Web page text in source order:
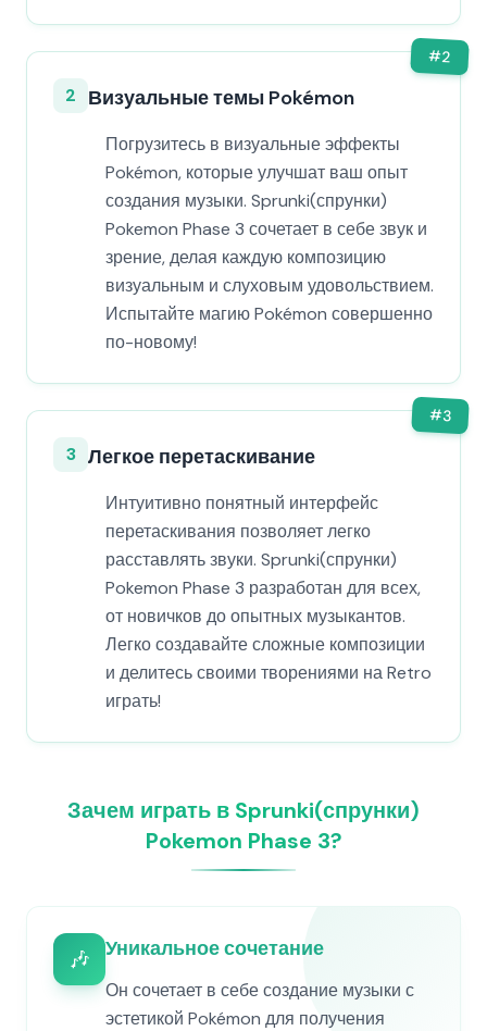
#2
2 Визуальные темы Pokémon
Погрузитесь в визуальные эффекты
Pokémon, которые улучшат ваш опыт
создания музыки. Sprunki(спрунки)
Pokemon Phase 3 сочетает в себе звук и
зрение, делая каждую композицию
визуальным и слуховым удовольствием.
Испытайте магию Pokémon совершенно
по-новому!
#3
3 Легкое перетаскивание
Интуитивно понятный интерфейс
перетаскивания позволяет легко
расставлять звуки. Sprunki(спрунки)
Pokemon Phase 3 разработан для всех,
от новичков до опытных музыкантов.
Легко создавайте сложные композиции
и делитесь своими творениями на Retro
играть!
Зачем играть в Sprunki(спрунки)
Pokemon Phase 3?
🎶 Уникальное сочетание
Он сочетает в себе создание музыки с
эстетикой Pokémon для получения